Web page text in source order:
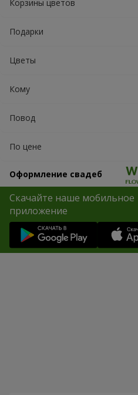
Корзины цветов
Подарки
Цветы
Кому
Повод
По цене
Оформление свадеб
Скачайте наше мобильное
приложение